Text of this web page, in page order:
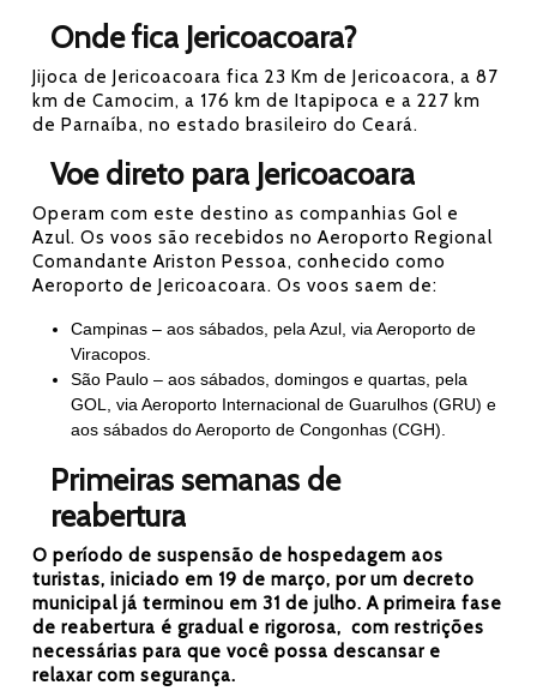
Onde fica Jericoacoara?
Jijoca de Jericoacoara fica 23 Km de Jericoacora, a 87
km de Camocim, a 176 km de Itapipoca e a 227 km
de Parnaíba, no estado brasileiro do Ceará.
Voe direto para Jericoacoara
Operam com este destino as companhias Gol e
Azul. Os voos são recebidos no Aeroporto Regional
Comandante Ariston Pessoa, conhecido como
Aeroporto de Jericoacoara. Os voos saem de:
Campinas – aos sábados, pela Azul, via Aeroporto de
Viracopos.
São Paulo – aos sábados, domingos e quartas, pela
GOL, via Aeroporto Internacional de Guarulhos (GRU) e
aos sábados do Aeroporto de Congonhas (CGH).
Primeiras semanas de
reabertura
O período de suspensão de hospedagem aos
turistas, iniciado em 19 de março, por um decreto
municipal já terminou em 31 de julho. A primeira fase
de reabertura é gradual e rigorosa, com restrições
necessárias para que você possa descansar e
relaxar com segurança.